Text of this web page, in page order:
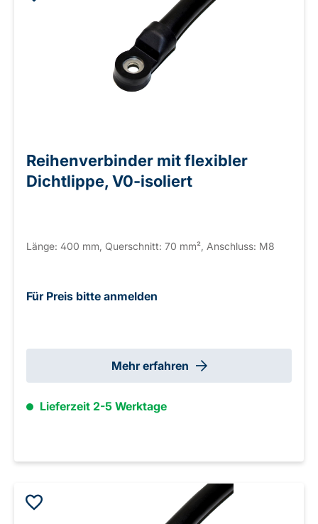
Reihenverbinder mit flexibler
Dichtlippe, V0-isoliert
Länge: 400 mm, Querschnitt: 70 mm², Anschluss: M8
Für Preis bitte anmelden
Mehr erfahren
Lieferzeit 2-5 Werktage